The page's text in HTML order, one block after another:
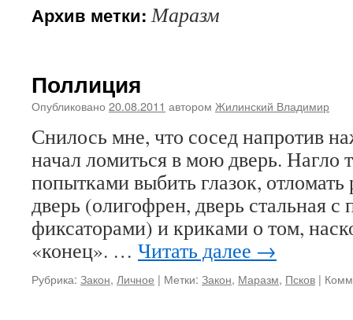
Архив метки:Маразм
Поллиция
Опубликовано 20.08.2011 автором Жилинский Владимир
Снилось мне, что сосед напротив
начал ломиться в мою дверь. Нагло
попытками выбить глазок,
дверь (олигофрен, дверь стальная
фиксаторами) и криками о том,
«конец». … Читать далее →
Рубрика: Закон, Личное | Метки: Закон, Маразм, Псков |